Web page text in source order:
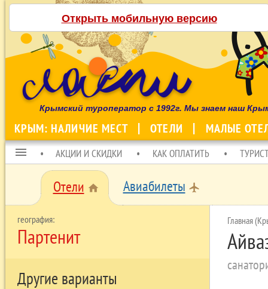
Открыть мобильную версию
Крымский туроператор с 1992г. Мы знаем наш
КРЫМ: НАЛИЧИЕ МЕСТ ОТЕЛИ МАЛЫЕ
menu АКЦИИ И СКИДКИ КАК ОПЛАТИТЬ
Отели home Авиабилеты local_airport
Партенит
Другие варианты
Главная